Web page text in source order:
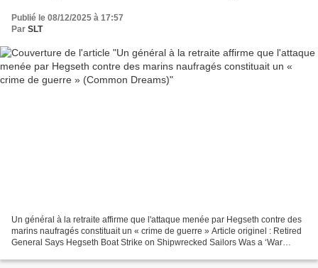
(Common Dreams)
Publié le 08/12/2025 à 17:57
Par SLT
Un général à la retraite affirme que l'attaque menée par Hegseth contre des
marins naufragés constituait un « crime de guerre » Article originel : Retired
General Says Hegseth Boat Strike on Shipwrecked Sailors Was a ‘War
-...